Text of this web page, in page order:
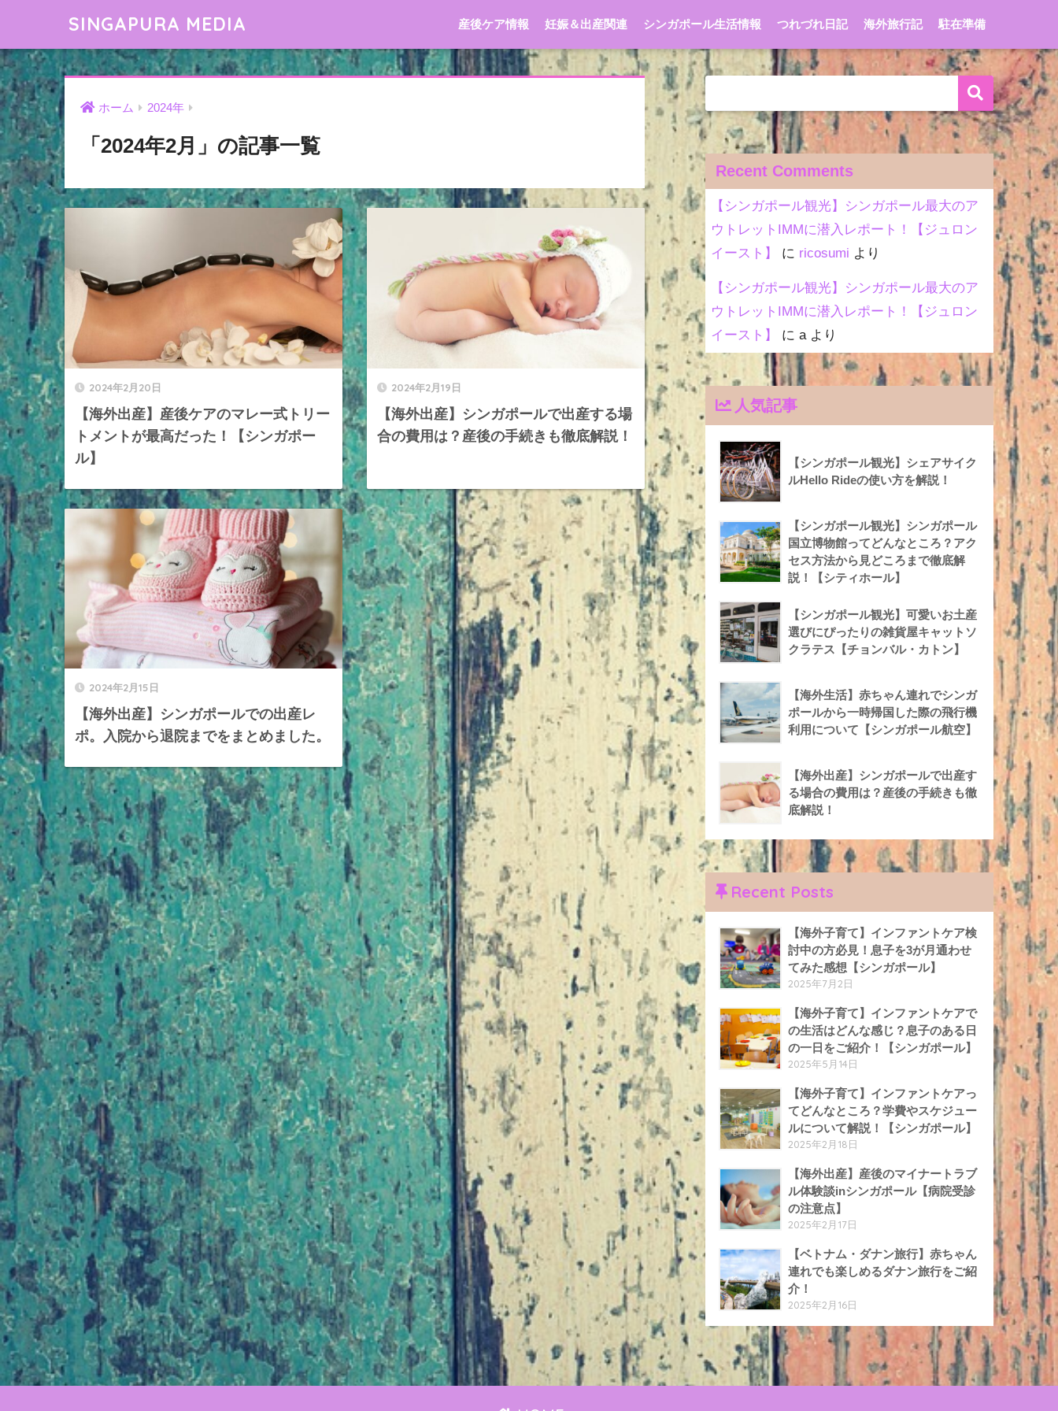
SINGAPURA MEDIA 産後ケア情報 妊娠＆出産関連 シンガポール生活情報 つれづれ日記 海外旅行記 駐在準備
ホーム 2024年
「2024年2月」の記事一覧
2024年2月20日
【海外出産】産後ケアのマレー式トリー
トメントが最高だった！【シンガポー
ル】
2024年2月19日
【海外出産】シンガポールで出産する場
合の費用は？産後の手続きも徹底解説！
2024年2月15日
【海外出産】シンガポールでの出産レ
ポ。入院から退院までをまとめました。
Recent Comments
【シンガポール観光】シンガポール最大のア
ウトレットIMMに潜入レポート！【ジュロン
イースト】
に ricosumi より
【シンガポール観光】シンガポール最大のア
ウトレットIMMに潜入レポート！【ジュロン
イースト】
にaより
人気記事
【シンガポール観光】シェアサイク
ルHello Rideの使い方を解説！
【シンガポール観光】シンガポール
国立博物館ってどんなところ？アク
セス方法から見どころまで徹底解
説！【シティホール】
【シンガポール観光】可愛いお土産
選びにぴったりの雑貨屋キャットソ
クラテス【チョンバル・カトン】
【海外生活】赤ちゃん連れでシンガ
ポールから一時帰国した際の飛行機
利用について【シンガポール航空】
【海外出産】シンガポールで出産す
る場合の費用は？産後の手続きも徹
底解説！
Recent Posts
【海外子育て】インファントケア検
討中の方必見！息子を3が月通わせ
てみた感想【シンガポール】
2025年7月2日
【海外子育て】インファントケアで
の生活はどんな感じ？息子のある日
の一日をご紹介！【シンガポール】
2025年5月14日
【海外子育て】インファントケアっ
てどんなところ？学費やスケジュー
ルについて解説！【シンガポール】
2025年2月18日
【海外出産】産後のマイナートラブ
ル体験談inシンガポール【病院受診
の注意点】
2025年2月17日
【ベトナム・ダナン旅行】赤ちゃん
連れでも楽しめるダナン旅行をご紹
介！
2025年2月16日